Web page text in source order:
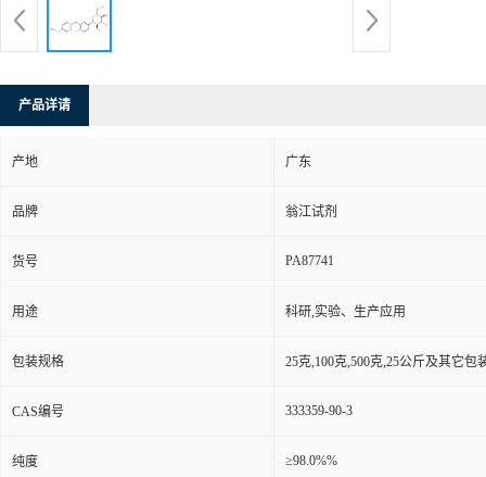
产品详请
产地 广东
品牌 翁江试剂
货号 PA87741
用途 科研,实验、生产应用
包装规格 25克,100克,500克,25公斤及其它包
CAS编号 333359-90-3
纯度 ≥98.0%%